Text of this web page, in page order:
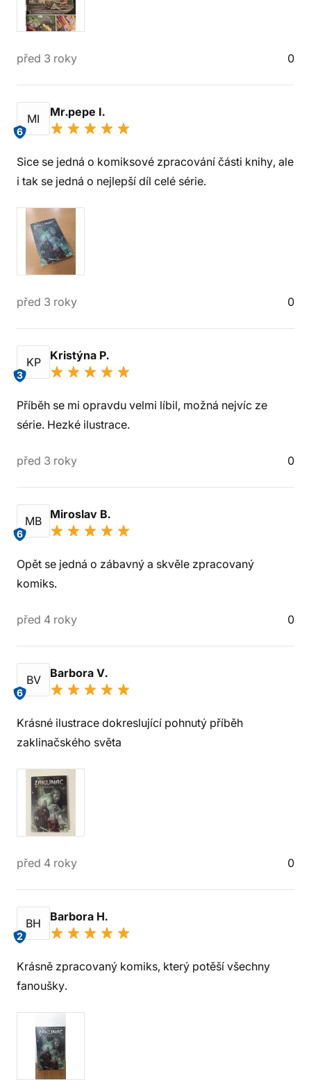
před 3 roky 0
MI
6
Mr.pepe I.
Sice se jedná o komiksové zpracování části knihy, ale
i tak se jedná o nejlepší díl celé série.
před 3 roky 0
KP
3
Kristýna P.
Příběh se mi opravdu velmi líbil, možná nejvíc ze
série. Hezké ilustrace.
před 3 roky 0
MB
6
Miroslav B.
Opět se jedná o zábavný a skvěle zpracovaný
komiks.
před 4 roky 0
BV
6
Barbora V.
Krásné ilustrace dokreslující pohnutý příběh
zaklinačského světa
před 4 roky 0
BH
2
Barbora H.
Krásně zpracovaný komiks, který potěší všechny
fanoušky.